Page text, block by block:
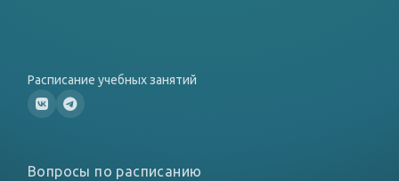
Расписание учебных занятий
Вопросы по расписанию